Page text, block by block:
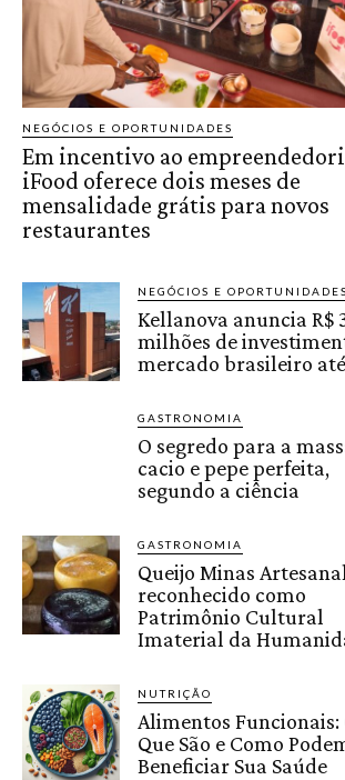
NEGÓCIOS E OPORTUNIDADES
Em incentivo ao
iFood oferece dois meses de
mensalidade grátis para novos
restaurantes
NEGÓCIOS E OPORTUNIDADES
Kellanova anuncia R$
milhões de
mercado brasileiro
GASTRONOMIA
O segredo para a
cacio e pepe perfeita,
segundo a ciência
GASTRONOMIA
Queijo Minas
reconhecido como
Patrimônio Cultural
Imaterial da
NUTRIÇÃO
Alimentos Funcionais:
Que São e Como
Beneficiar Sua Saúde